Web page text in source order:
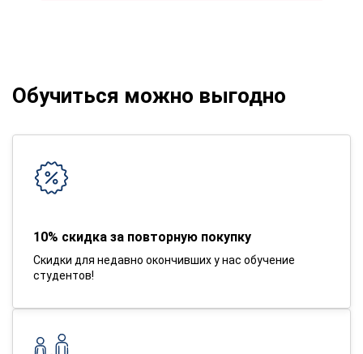
Обучиться можно выгодно
10% скидка за повторную покупку
Скидки для недавно окончивших у нас обучение
студентов!